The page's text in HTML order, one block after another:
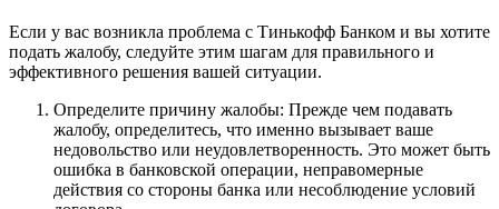
Если у вас возникла проблема с Тинькофф Банком и вы хотите
подать жалобу, следуйте этим шагам для правильного и
эффективного решения вашей ситуации.
Определите причину жалобы: Прежде чем подавать
жалобу, определитесь, что именно вызывает ваше
недовольство или неудовлетворенность. Это может быть
ошибка в банковской операции, неправомерные
действия со стороны банка или несоблюдение условий